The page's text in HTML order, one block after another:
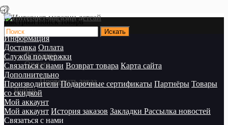
Быстрый поиск товара
Доставка
Оплата
Проверить заказ
Войти
Информация
Доставка Оплата
Служба поддержки
Связаться с нами Возврат товара Карта сайта
Дополнительно
Производители Подарочные сертификаты Партнёры Товары
со скидкой
Мой аккаунт
Мой аккаунт История заказов Закладки Рассылка новостей
Связаться с нами